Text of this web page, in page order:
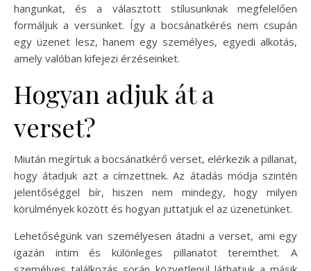
hangunkat, és a választott stílusunknak megfelelően
formáljuk a versünket. Így a bocsánatkérés nem csupán
egy üzenet lesz, hanem egy személyes, egyedi alkotás,
amely valóban kifejezi érzéseinket.
Hogyan adjuk át a
verset?
Miután megírtuk a bocsánatkérő verset, elérkezik a pillanat,
hogy átadjuk azt a címzettnek. Az átadás módja szintén
jelentőséggel bír, hiszen nem mindegy, hogy milyen
körülmények között és hogyan juttatjuk el az üzenetünket.
Lehetőségünk van személyesen átadni a verset, ami egy
igazán intim és különleges pillanatot teremthet. A